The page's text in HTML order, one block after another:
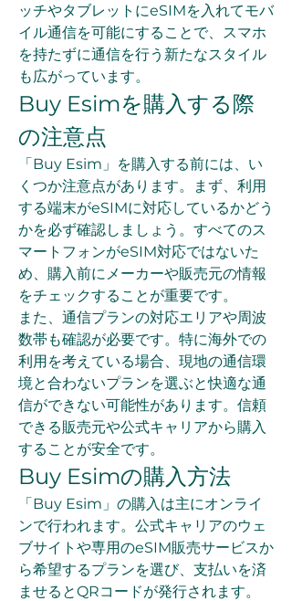
ッチやタブレットにeSIMを入れてモバ
イル通信を可能にすることで、スマホ
を持たずに通信を行う新たなスタイル
も広がっています。
Buy Esimを購入する際
の注意点
「Buy Esim」を購入する前には、い
くつか注意点があります。まず、利用
する端末がeSIMに対応しているかどう
かを必ず確認しましょう。すべてのス
マートフォンがeSIM対応ではないた
め、購入前にメーカーや販売元の情報
をチェックすることが重要です。
また、通信プランの対応エリアや周波
数帯も確認が必要です。特に海外での
利用を考えている場合、現地の通信環
境と合わないプランを選ぶと快適な通
信ができない可能性があります。信頼
できる販売元や公式キャリアから購入
することが安全です。
Buy Esimの購入方法
「Buy Esim」の購入は主にオンライ
ンで行われます。公式キャリアのウェ
ブサイトや専用のeSIM販売サービスか
ら希望するプランを選び、支払いを済
ませるとQRコードが発行されます。